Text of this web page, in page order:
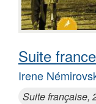
Suite
Irene
Suite française,